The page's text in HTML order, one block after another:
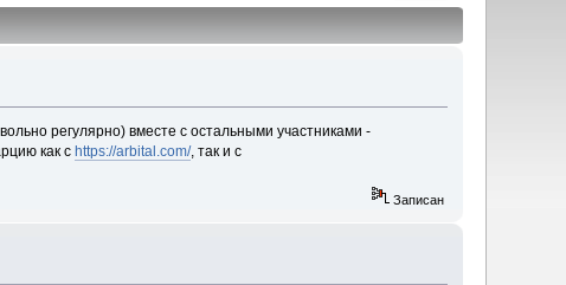
регулярно) вместе с остальными участниками -
как с https://arbital.com/, так и с
Записан